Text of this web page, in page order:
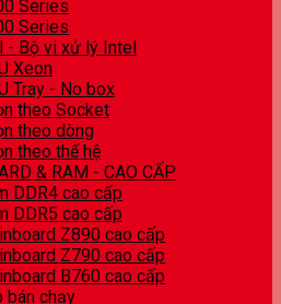
Series
Series
- Bộ vi xử lý Intel
Xeon
Tray - No box
theo Socket
theo dòng
theo thế hệ
& RAM - CAO CẤP
DDR4 cao cấp
DDR5 cao cấp
Z890 cao cấp
Z790 cao cấp
B760 cao cấp
bán chạy